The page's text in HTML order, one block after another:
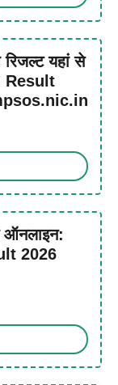
रिजल्ट यहां से
Result
ऑनलाइन:
2026